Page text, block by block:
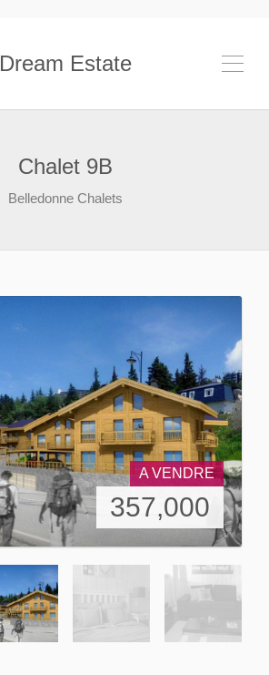
Dream Estate
Chalet 9B
Belledonne Chalets
A VENDRE
357,000